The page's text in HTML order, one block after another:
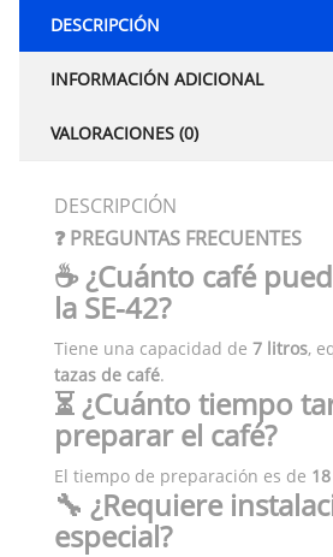
DESCRIPCIÓN
INFORMACIÓN ADICIONAL
VALORACIONES (0)
DESCRIPCIÓN
❓ PREGUNTAS FRECUENTES
☕ ¿Cuánto café
la SE-42?
Tiene una capacidad de 7 litros,
tazas de café.
⏳ ¿Cuánto tiempo
preparar el café?
El tiempo de preparación es de
🔧 ¿Requiere
especial?